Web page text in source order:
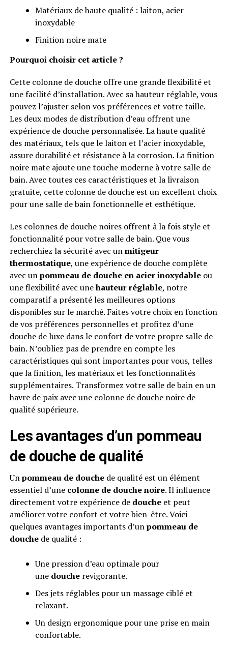
Matériaux de haute qualité : laiton, acier
inoxydable
Finition noire mate
Pourquoi choisir cet article ?
Cette colonne de douche offre une grande flexibilité et
une facilité d’installation. Avec sa hauteur réglable, vous
pouvez l’ajuster selon vos préférences et votre taille.
Les deux modes de distribution d’eau offrent une
expérience de douche personnalisée. La haute qualité
des matériaux, tels que le laiton et l’acier inoxydable,
assure durabilité et résistance à la corrosion. La finition
noire mate ajoute une touche moderne à votre salle de
bain. Avec toutes ces caractéristiques et la livraison
gratuite, cette colonne de douche est un excellent choix
pour une salle de bain fonctionnelle et esthétique.
Les colonnes de douche noires offrent à la fois style et
fonctionnalité pour votre salle de bain. Que vous
recherchiez la sécurité avec unmitigeur
thermostatique, une expérience de douche complète
avec unpommeau de douche en acier inoxydableou
une flexibilité avec unehauteur réglable, notre
comparatif a présenté les meilleures options
disponibles sur le marché. Faites votre choix en fonction
de vos préférences personnelles et profitez d’une
douche de luxe dans le confort de votre propre salle de
bain. N’oubliez pas de prendre en compte les
caractéristiques qui sont importantes pour vous, telles
que la finition, les matériaux et les fonctionnalités
supplémentaires. Transformez votre salle de bain en un
havre de paix avec une colonne de douche noire de
qualité supérieure.
Les avantages d’un pommeau
de douche de qualité
Unpommeau de douchede qualité est un élément
essentiel d’une colonne de douche noire. Il influence
directement votre expérience de doucheet peut
améliorer votre confort et votre bien-être. Voici
quelques avantages importants d’unpommeau de
douchede qualité :
Une pression d’eau optimale pour
une doucherevigorante.
Des jets réglables pour un massage ciblé et
relaxant.
Un design ergonomique pour une prise en main
confortable.